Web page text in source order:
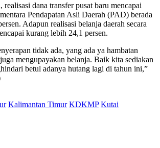
realisasi dana transfer pusat baru mencapai
Pendapatan Asli Daerah (PAD) berada
Adapun realisasi belanja daerah secara
kurang lebih 24,1 persen.
tidak ada, yang ada ya hambatan
mengupayakan belanja. Baik kita sediakan
betul adanya hutang lagi di tahun ini,”
Kalimantan Timur KDKMP Kutai